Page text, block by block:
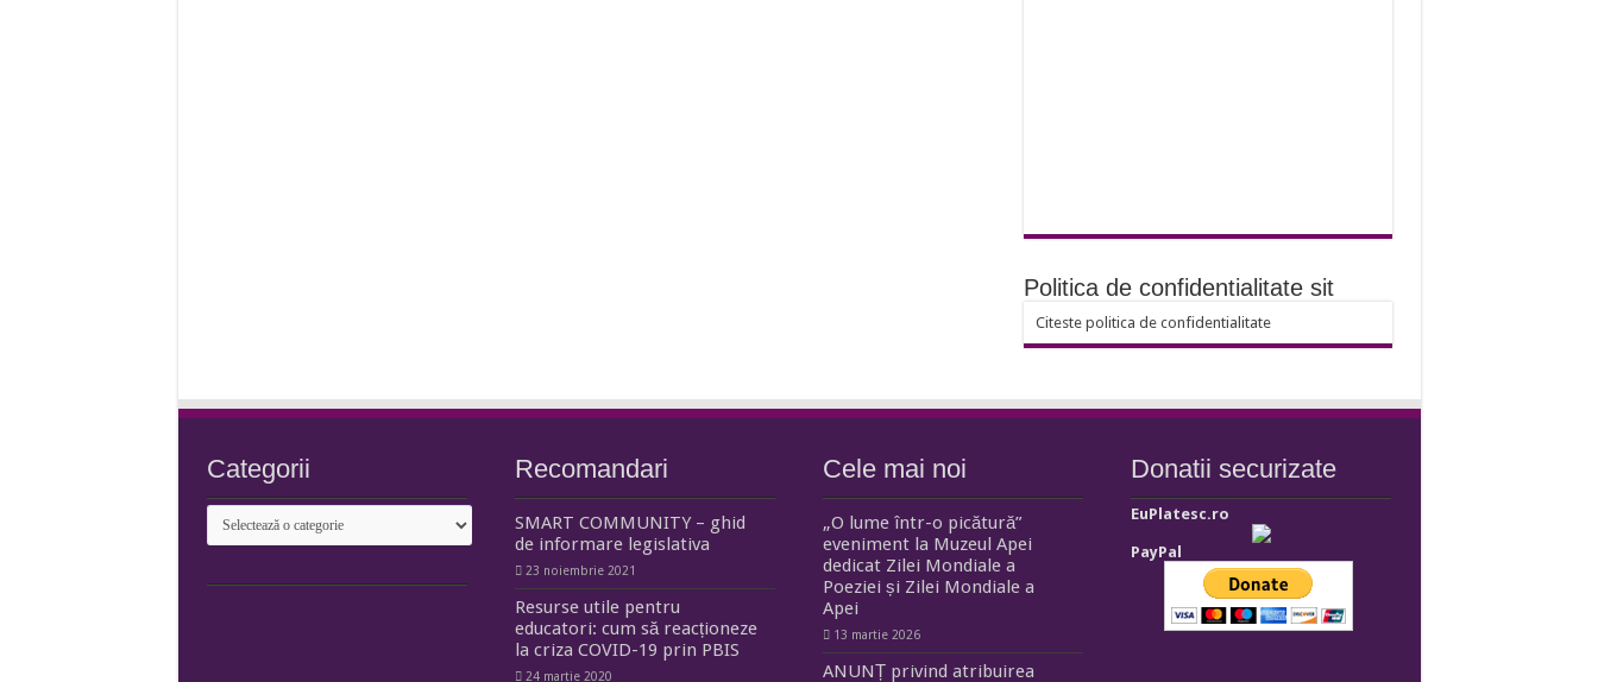
Politica de confidentialitate sit
Citeste politica de confidentialitate
Categorii
Categorii
Recomandari
SMART COMMUNITY – ghid
de informare legislativa
23 noiembrie 2021
Resurse utile pentru
educatori: cum să reacționeze
la criza COVID-19 prin PBIS
24 martie 2020
Cele mai noi
„O lume într-o picătură”
eveniment la Muzeul Apei
dedicat Zilei Mondiale a
Poeziei și Zilei Mondiale a
Apei
13 martie 2026
ANUNȚ privind atribuirea
Donatii securizate
EuPlatesc.ro
PayPal